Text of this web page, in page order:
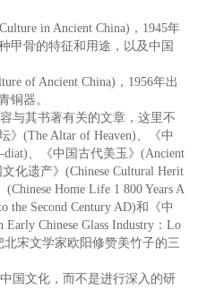
in Ancient China)，1945年
甲骨的特征和用途，以及中国
of Ancient China)，1956年出
铜器。
与其书著有关的文章，这里不
》(The Altar of Heaven)、《中
diat)、《中国古代美玉》(Ancient
文化遗产》(Chinese Cultural Herit
Home Life 1 800 Years A
the Second Century AD)和《中
Chinese Glass Industry：Lo
北宋文学家欧阳修赞美竹子的三
国文化，而不是进行深入的研